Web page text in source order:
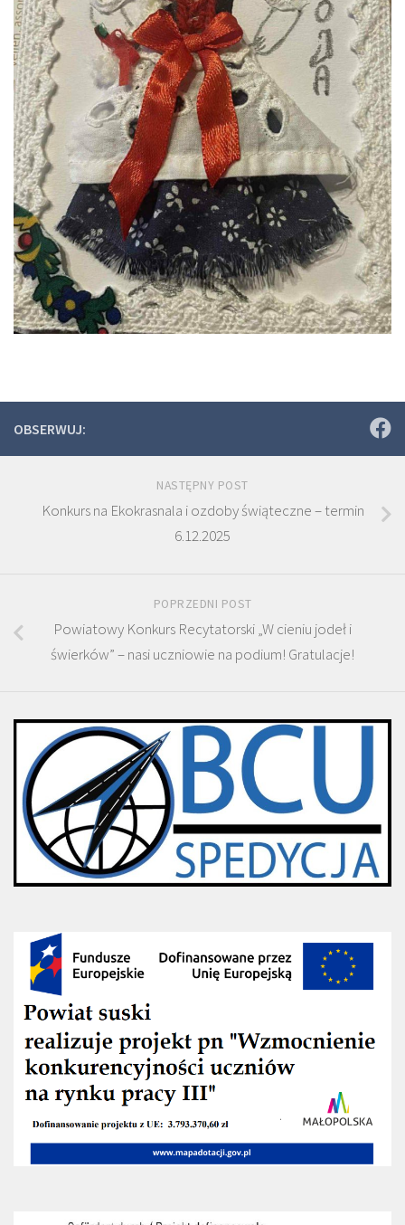
OBSERWUJ:
NASTĘPNY POST
Konkurs na Ekokrasnala i ozdoby świąteczne – termin
6.12.2025
POPRZEDNI POST
Powiatowy Konkurs Recytatorski „W cieniu jodeł i
świerków” – nasi uczniowie na podium! Gratulacje!